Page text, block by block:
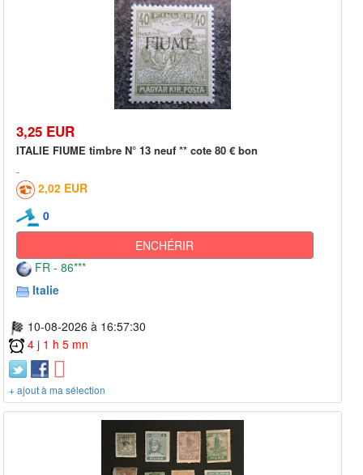
3,25 EUR
ITALIE FIUME timbre N° 13 neuf ** cote 80 € bon
2,02 EUR
0
ENCHÉRIR
FR - 86***
Italie
10-08-2026 à 16:57:30
4 j 1 h 5 mn
+ ajout à ma sélection